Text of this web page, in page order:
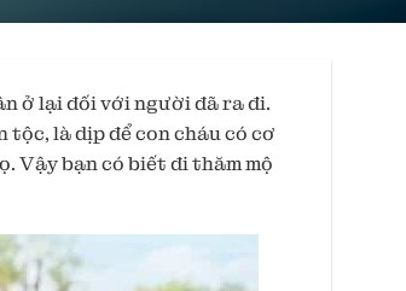
ở lại đối với người đã ra đi.
là dịp để con cháu có cơ
Vậy bạn có biết đi thăm mộ